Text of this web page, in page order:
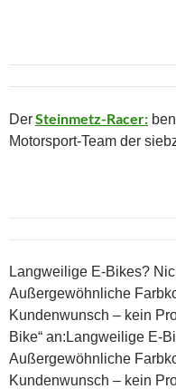
DerSteinmetz-Racer:
Motorsport-Team der
Langweilige E-Bikes?
Außergewöhnliche
Kundenwunsch – kein
Bike“ an:Langweilige E-
Außergewöhnliche
Kundenwunsch – kein